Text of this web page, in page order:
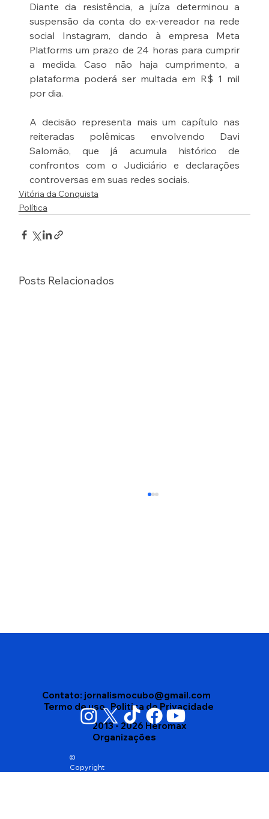
Diante da resistência, a juíza determinou a
suspensão da conta do ex-vereador na rede
social Instagram, dando à empresa Meta
Platforms um prazo de 24 horas para cumprir
a medida. Caso não haja cumprimento, a
plataforma poderá ser multada em R$ 1 mil
por dia.
A decisão representa mais um capítulo nas
reiteradas polêmicas envolvendo Davi
Salomão, que já acumula histórico de
confrontos com o Judiciário e declarações
controversas em suas redes sociais.
Vitória da Conquista
Política
Posts Relacionados
Disputa interna no Democracia Cristã
Contato: jornalismocubo@gmail.com
Termo de uso Politica de Privacidade
©
Copyright
2013 - 2026 Heromax
Organizações